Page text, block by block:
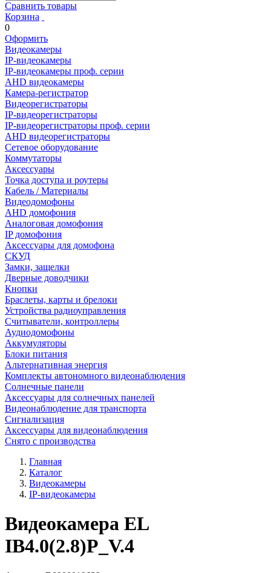
Сравнить товары
Корзина
0
Оформить
Видеокамеры
IP-видеокамеры
IP-видеокамеры проф. серии
AHD видеокамеры
Камера-регистратор
Видеорегистраторы
IP-видеорегистраторы
IP-видеорегистраторы проф. серии
AHD видеорегистраторы
Сетевое оборудование
Коммутаторы
Аксессуары
Точка доступа и роутеры
Кабель / Материалы
Видеодомофоны
AHD домофония
Аналоговая домофония
IP домофония
Аксессуары для домофона
СКУД
Замки, защелки
Дверные доводчики
Кнопки
Браслеты, карты и брелоки
Устройства радиоуправления
Считыватели, контроллеры
Аудиодомофоны
Аккумуляторы
Блоки питания
Альтернативная энергия
Комплекты автономного видеонаблюдения
Солнечные панели
Аксессуары для солнечных панелей
Видеонаблюдение для транспорта
Сигнализация
Аксессуары для видеонаблюдения
Снято с производства
Главная
Каталог
Видеокамеры
IP-видеокамеры
Видеокамера EL
IB4.0(2.8)P_V.4